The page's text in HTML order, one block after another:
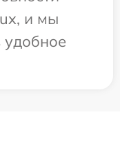
и мы
удобное